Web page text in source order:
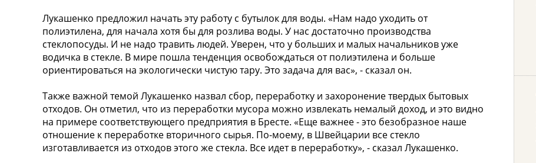
Лукашенко предложил начать эту работу с бутылок для воды. «Нам надо уходить от
полиэтилена, для начала хотя бы для розлива воды. У нас достаточно производства
стеклопосуды. И не надо травить людей. Уверен, что у больших и малых начальников уже
водичка в стекле. В мире пошла тенденция освобождаться от полиэтилена и больше
ориентироваться на экологически чистую тару. Это задача для вас», - сказал он.
Также важной темой Лукашенко назвал сбор, переработку и захоронение твердых бытовых
отходов. Он отметил, что из переработки мусора можно извлекать немалый доход, и это видно
на примере соответствующего предприятия в Бресте. «Еще важнее - это безобразное наше
отношение к переработке вторичного сырья. По-моему, в Швейцарии все стекло
изготавливается из отходов этого же стекла. Все идет в переработку», - сказал Лукашенко.